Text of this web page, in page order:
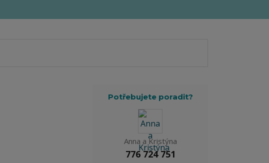
Potřebujete poradit?
Anna a Kristýna
776 724 751